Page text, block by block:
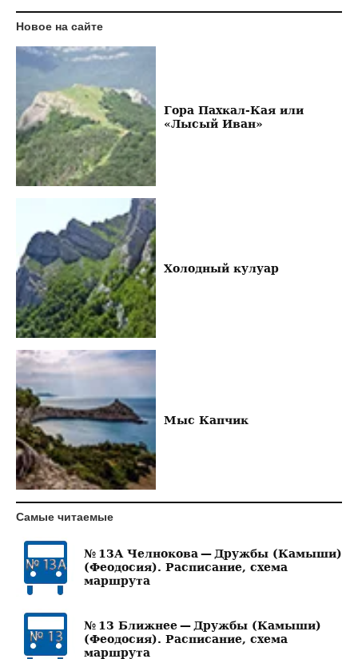
Новое на сайте
Гора Пахкал-Кая или
«Лысый Иван»
Холодный кулуар
Мыс Капчик
Самые читаемые
№ 13А Челнокова — Дружбы (Камыши)
(Феодосия). Расписание, схема
маршрута
№ 13 Ближнее — Дружбы (Камыши)
(Феодосия). Расписание, схема
маршрута